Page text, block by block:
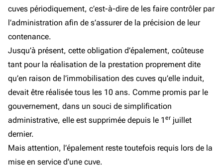
cuves périodiquement, c’est-à-dire de les faire contrôler par
l’administration afin de s’assurer de la précision de leur
contenance.
Jusqu’à présent, cette obligation d’épalement, coûteuse
tant pour la réalisation de la prestation proprement dite
qu’en raison de l’immobilisation des cuves qu’elle induit,
devait être réalisée tous les 10 ans. Comme promis par le
gouvernement, dans un souci de simplification
administrative, elle est supprimée depuis le 1 er juillet
dernier.
Mais attention, l’épalement reste toutefois requis lors de la
mise en service d’une cuve.